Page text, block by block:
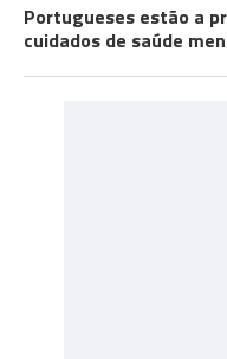
Portugueses estão a
cuidados de saúde